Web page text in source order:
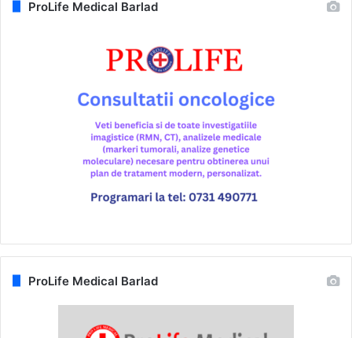
ProLife Medical Barlad
ProLife Medical Barlad